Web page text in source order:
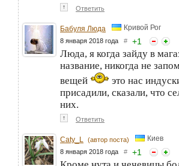
↑ Ответить
Бабуля Люда Кривой Рог
8 января 2018 года # +1
Люда, я когда зайду в
название, никогда не
вещей
это нас
присадили, сказали, что
них.
↑ Ответить
Caty_L (автор поста) Киев
8 января 2018 года # +1